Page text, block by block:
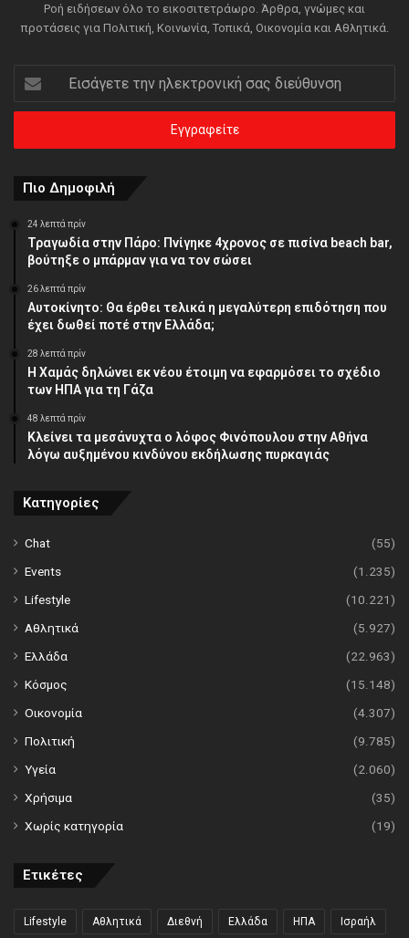
Ροή ειδήσεων όλο το εικοσιτετράωρο. Άρθρα, γνώμες και
προτάσεις για Πολιτική, Κοινωνία, Τοπικά, Οικονομία και Αθλητικά.
την
ηλεκτρονική
διεύθυνση
Πιο Δημοφιλή
24 λεπτά πρίν
Τραγωδία στην Πάρο: Πνίγηκε 4χρονος σε πισίνα beach bar,
βούτηξε ο μπάρμαν για να τον σώσει
26 λεπτά πρίν
Αυτοκίνητο: Θα έρθει τελικά η μεγαλύτερη επιδότηση που
έχει δωθεί ποτέ στην Ελλάδα;
28 λεπτά πρίν
Η Χαμάς δηλώνει εκ νέου έτοιμη να εφαρμόσει το σχέδιο
των ΗΠΑ για τη Γάζα
48 λεπτά πρίν
Κλείνει τα μεσάνυχτα ο λόφος Φινόπουλου στην Αθήνα
λόγω αυξημένου κινδύνου εκδήλωσης πυρκαγιάς
Κατηγορίες
Chat
(55)
Events
(1.235)
Lifestyle
(10.221)
Αθλητικά
(5.927)
Ελλάδα
(22.963)
Κόσμος
(15.148)
Οικονομία
(4.307)
Πολιτική
(9.785)
Υγεία
(2.060)
Χρήσιμα
(35)
Χωρίς κατηγορία
(19)
Ετικέτες
Lifestyle Αθλητικά Διεθνή Ελλάδα ΗΠΑ Ισραήλ